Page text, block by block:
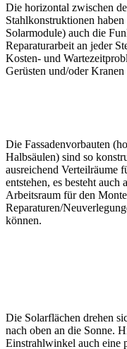
Die horizontal zwischen
Stahlkonstruktionen
Solarmodule) auch die
Reparaturarbeit an jeder
Kosten- und
Gerüsten und/oder
Die Fassadenvorbauten
Halbsäulen) sind so
ausreichend Verteilräume
entstehen, es besteht auch
Arbeitsraum für den
Reparaturen/
können.
Die Solarflächen drehen
nach oben an die Sonne.
Einstrahlwinkel auch eine